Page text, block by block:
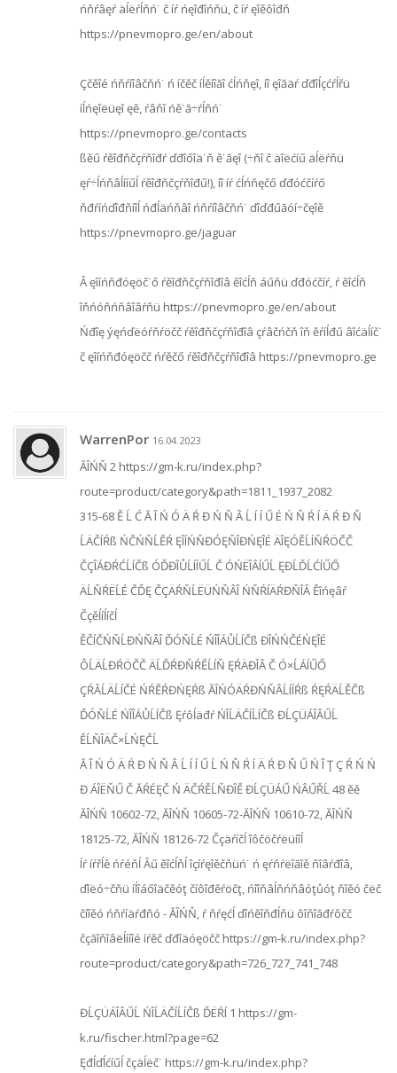
ńňŕâęŕ äĺëŕĺňń˙ č íŕ ńęîđîńňü, č íŕ ęîěôîđň
https://pnevmopro.ge/en/about
Çčěîé ńňŕíîâčňń˙ ń íčěč íĺěíîăî ćĺńňęî, íî ęîăäŕ ďđîĺçćŕĺřü
íĺńęîëüęî ęě, ŕâňî ńě˙ă÷ŕĺňń˙
https://pnevmopro.ge/contacts
ßěű ŕěîđňčçŕňîđŕ ďđîőîä˙ň ě˙ăęî (÷ňî č äîëćíű äĺëŕňü
ęŕ÷ĺńňâĺííűĺ ŕěîđňčçŕňîđű!), íî íŕ ćĺńňęčő ďđóćčíŕő
ňđŕíńďîđňíîĺ ńđĺäńňâî ńňŕíîâčňń˙ ďîďđűăóí÷čęîě
https://pnevmopro.ge/jaguar
Â ęîíńňđóęöč˙ő ŕěîđňčçŕňîđîâ ěîćĺň áűňü ďđóćčíŕ, ŕ ěîćĺň
îňńóňńňâîâŕňü https://pnevmopro.ge/en/about
Ńđîę ýęńďëóŕňŕöčč ŕěîđňčçŕňîđîâ çŕâčńčň îň ěŕíĺđű âîćäĺíč˙
č ęîíńňđóęöčč ńŕěčő ŕěîđňčçŕňîđîâ https://pnevmopro.ge
WarrenPor 16.04.2023
ĂÎŃŇ 2 https://gm-k.ru/index.php?
route=product/category&path=1811_1937_2082
315-68 Ě Ĺ Ć Ă Î Ń Ó Ä Ŕ Đ Ń Ň Â Ĺ Í Í Ű É Ń Ň Ŕ Í Ä Ŕ Đ Ň
ĹÄČÍŔß ŃČŃŇĹĚŔ ĘÎÍŃŇĐÓĘŇÎĐŃĘÎÉ ÄÎĘÓĚĹÍŇŔÖČČ
ČÇÎÁĐŔĆĹÍČß ÓĎĐÎŮĹÍÍŰĹ Č ÓŃËÎÂÍŰĹ ĘĐĹĎĹĆÍŰŐ
ÄĹŇŔËĹÉ ČĎĘ ČÇÄŔŇĹËÜŃŇÂÎ ŃŇŔÍÄŔĐŇÎÂ Ěîńęâŕ
Čçěĺíĺíčĺ
ĚČÍČŃŇĹĐŃŇÂÎ ĎÓŇĹÉ ŃÎÎÁŮĹÍČß ĐÎŃŃČÉŃĘÎÉ
ÔĹÄĹĐŔÖČČ ÄĹĎŔĐŇŔĚĹÍŇ ĘŔÄĐÎÂ Č Ó×ĹÁÍŰŐ
ÇŔÂĹÄĹÍČÉ ŃŔĚŔĐŃĘŔß ĂÎŃÓÄŔĐŃŇÂĹÍÍŔß ŔĘŔÄĹĚČß
ĎÓŇĹÉ ŃÎÎÁŮĹÍČß Ęŕôĺäđŕ ŃÎĹÄČÍĹÍČß ĐĹÇÜÁÎÂŰĹ
ĚĹŇÎÄČ×ĹŃĘČĹ
Ă Î Ń Ó Ä Ŕ Đ Ń Ň Â Ĺ Í Í Ű Ĺ Ń Ň Ŕ Í Ä Ŕ Đ Ň Ű Ń Î Ţ Ç Ŕ Ń Ń
Đ ÁÎËŇŰ Č ĂŔÉĘČ Ń ÄČŔĚĹŇĐÎĚ ĐĹÇÜÁŰ ŃÂŰŘĹ 48 ěě
ĂÎŃŇ 10602-72, ĂÎŃŇ 10605-72-ĂÎŃŇ 10610-72, ĂÎŃŇ
18125-72, ĂÎŃŇ 18126-72 Čçäŕíčĺ îôčöčŕëüíîĺ
Íŕ íŕřĺě ńŕéňĺ Âű ěîćĺňĺ îçíŕęîěčňüń˙ ń ęŕňŕëîăîě ňîâŕđîâ,
ďîëó÷čňü íĺîáőîäčěóţ číôîđěŕöčţ, ńîîňâĺňńňâóţůóţ ňîěó čëč
číîěó ńňŕíäŕđňó - ĂÎŃŇ, ŕ ňŕęćĺ ďîńěîňđĺňü ôîňîăđŕôčč
čçăîňîâëĺííîé íŕěč ďđîäóęöčč https://gm-k.ru/index.php?
route=product/category&path=726_727_741_748
ĐĹÇÜÁÎÂŰĹ ŃÎĹÄČÍĹÍČß ĎËŔÍ 1 https://gm-
k.ru/fischer.html?page=62
Ęđĺďĺćíűĺ čçäĺëč˙ https://gm-k.ru/index.php?